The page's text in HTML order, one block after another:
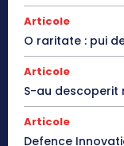
Articole
O raritate : pui
Articole
S-au descoperit
Articole
Defence